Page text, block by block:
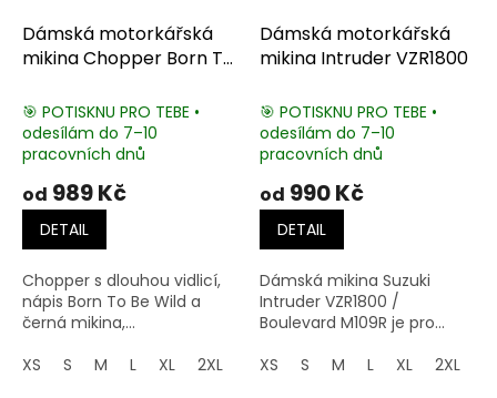
Dámská motorkářská
mikina Chopper Born To
🎯 POTISKNU PRO TEBE •
odesílám do 7–10
pracovních dnů
od 989 Kč
DETAIL
Chopper s dlouhou vidlicí,
nápis Born To Be Wild a
černá mikina,...
XS
S M L XL 2XL 3XL 4XL 5XL
Dámská motorkářská
mikina Intruder VZR1800
🎯 POTISKNU PRO TEBE •
odesílám do 7–10
pracovních dnů
od 990 Kč
DETAIL
Dámská mikina Suzuki
Intruder VZR1800 /
Boulevard M109R je pro...
XS
S M L XL 2XL